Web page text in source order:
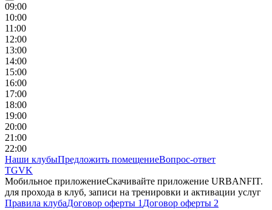
09:00
10:00
11 :00
12:00
13:00
14:00
15:00
16:00
17:00
18:00
19:00
20:00
21 :00
22:00
Наши клубыПредложить помещениеВопрос-ответ
TGVK
Мобильное приложениеСкачивайте приложение URBANFIT.
для прохода в клуб, записи на тренировки и активации услуг
Правила клубаДоговор оферты 1 Договор оферты 2